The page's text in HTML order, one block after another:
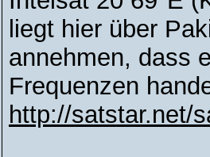
liegt hier über
annehmen, dass
Frequenzen
http://satstar.net/